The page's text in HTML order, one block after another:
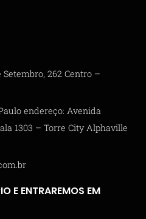
Setembro, 262 Centro –
endereço: Avenida
1303 – Torre City Alphaville
E ENTRAREMOS EM